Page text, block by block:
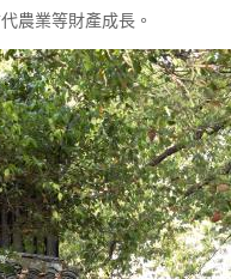
農業等財產成長。